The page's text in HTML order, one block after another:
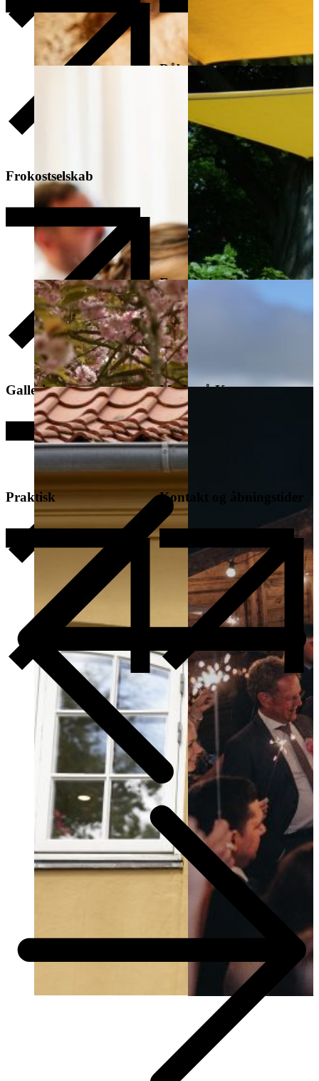
Dåb- og navngivningsfest
Frokostselskab
Eventkalender
Galleri Møde på Kroen
Praktisk Kontakt og åbningstider